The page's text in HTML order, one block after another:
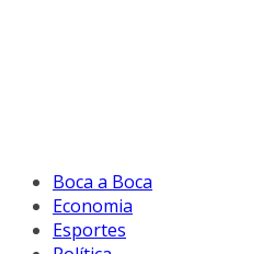
Boca a Boca
Economia
Esportes